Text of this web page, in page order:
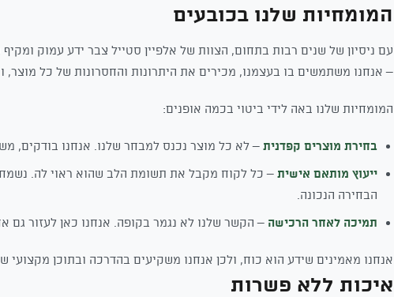
המומחיות שלנו בכובעים
עם ניסיון של שנים רבות בתחום, הצוות של אלפיין סטייל צבר ידע עמוק
– אנחנו משתמשים בו בעצמנו, מכירים את היתרונות והחסרונות של כל מוצר,
המומחיות שלנו באה לידי ביטוי בכמה אופנים:
בחירת מוצרים קפדנית – לא כל מוצר נכנס למבחר שלנו. אנחנו בודקים,
ייעוץ מותאם אישית – כל לקוח מקבל את תשומת הלב שהוא ראוי לה.
הבחירה הנכונה.
תמיכה לאחר הרכישה – הקשר שלנו לא נגמר בקופה. אנחנו כאן לעזור גם
אנחנו מאמינים שידע הוא כוח, ולכן אנחנו משקיעים בהדרכה ובתוכן
איכות ללא פשרות